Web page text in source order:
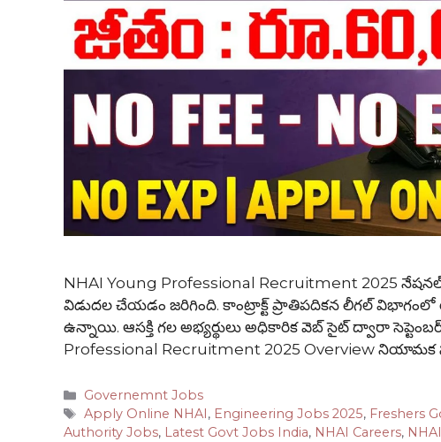
NHAI Young Professional Recruitment 2025
విడుదల చేయడం జరిగింది. కాంట్రాక్ట్ ప్రాతిపదికన లీగల్ విభాగంలో
ఉన్నాయి. ఆసక్తి గల అభ్యర్థులు అధికారిక వెబ్ సైట్ ద్వారా
Professional Recruitment 2025 Overview నియామక
Categories
Governemnt Jobs
Tags
Apply Online NHAI , Engineering Jobs 2025, Freshers
Authority Jobs, Latest Govt Jobs India, NHAI Careers,